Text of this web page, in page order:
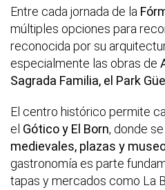
Entre cada jornada de la
múltiples opciones para
reconocida por su
especialmente las obras de
Sagrada Familia, el Park
El centro histórico permite
el Gótico y El Born, donde
medievales, plazas y
gastronomía es parte
tapas y mercados como La